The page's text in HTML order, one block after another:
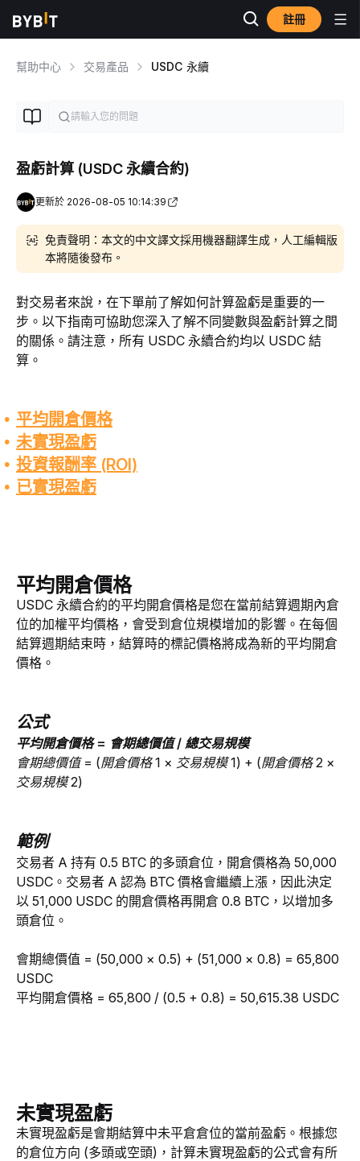
註冊
幫助中心 交易產品 USDC 永續
盈虧計算 (USDC 永續合約)
更新於 2026-08-05 10:14:39
免責聲明：本文的中文譯文採用機器翻譯生成，人工編輯版
本將隨後發布。
對交易者來說，在下單前了解如何計算盈虧是重要的一
步。以下指南可協助您深入了解不同變數與盈虧計算之間
的關係。請注意，所有 USDC 永續合約均以 USDC 結
算。
平均開倉價格
未實現盈虧
投資報酬率 (ROI)
已實現盈虧
平均開倉價格
USDC 永續合約的平均開倉價格是您在當前結算週期內倉
位的加權平均價格，會受到倉位規模增加的影響。在每個
結算週期結束時，結算時的標記價格將成為新的平均開倉
價格。
公式
平均開倉價格 = 會期總價值 / 總交易規模
會期總價值 = (開倉價格 1 × 交易規模 1) + (開倉價格 2 ×
交易規模 2)
範例
交易者 A 持有 0.5 BTC 的多頭倉位，開倉價格為 50,000
USDC。交易者 A 認為 BTC 價格會繼續上漲，因此決定
以 51,000 USDC 的開倉價格再開倉 0.8 BTC，以增加多
頭倉位。
會期總價值 = (50,000 × 0.5) + (51,000 × 0.8) = 65,800
USDC
平均開倉價格 = 65,800 / (0.5 + 0.8) = 50,615.38 USDC
未實現盈虧
未實現盈虧是會期結算中未平倉倉位的當前盈虧。根據您
的倉位方向 (多頭或空頭)，計算未實現盈虧的公式會有所